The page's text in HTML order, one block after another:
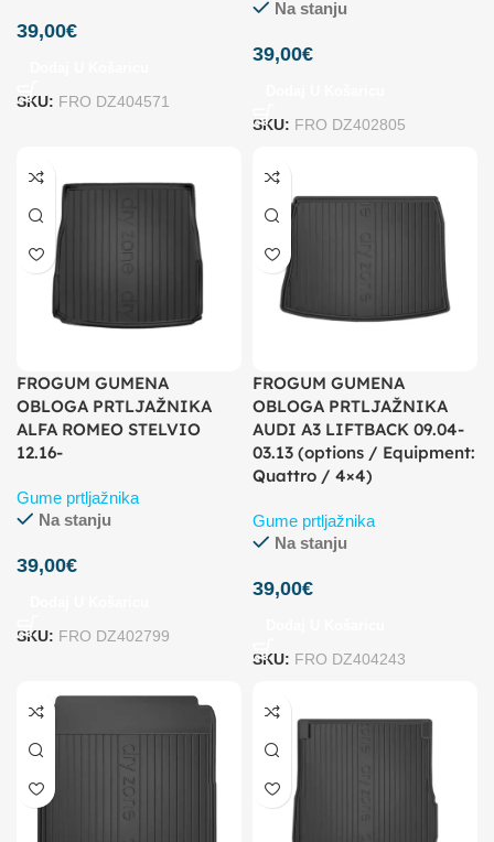
39,00€
SKU: FRO DZ404571
Na stanju
39,00€
SKU: FRO DZ402805
FROGUM GUMENA
OBLOGA PRTLJAŽNIKA
ALFA ROMEO STELVIO
12.16-
Gume prtljažnika
Na stanju
39,00€
SKU: FRO DZ402799
FROGUM GUMENA
OBLOGA PRTLJAŽNIKA
AUDI A3 LIFTBACK 09.04-
03.13 (options / Equipment:
Quattro / 4×4)
Gume prtljažnika
Na stanju
39,00€
SKU: FRO DZ404243